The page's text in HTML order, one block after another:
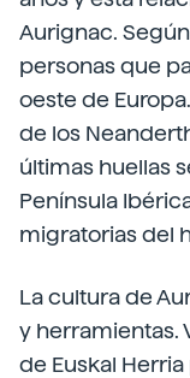
Aurignac.
personas que
oeste de
de los
últimas huellas
Península
migratorias del
La cultura de
y herramientas.
de Euskal